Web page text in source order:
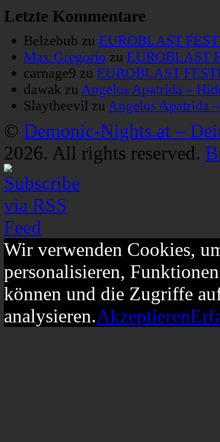
Letzte Kommentare
Belzebub zu EUROBLAST
Max Gregorio zu EUROBLAST
carnage9 zu EUROBLAST
dawak zuAngelus Apatrida –
Slaytheevil zuAngelus Apatrida
© Demonic-Nights.at –
2026. All rights reserved.
Wir verwenden Cookies,
personalisieren,
können und die Zugriffe
analysieren.Akzeptieren